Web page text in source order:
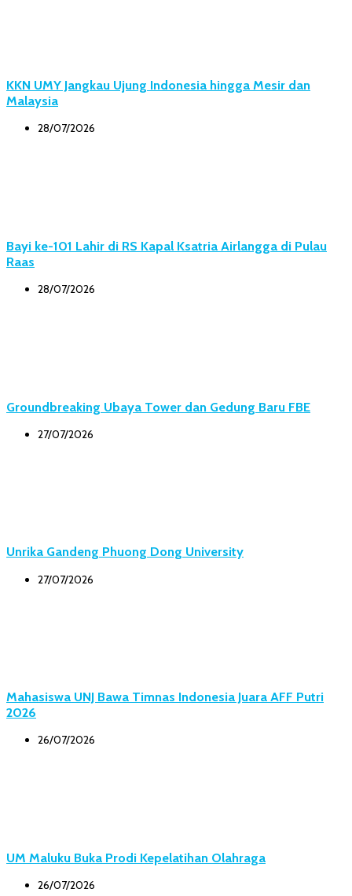
KKN UMY Jangkau Ujung Indonesia hingga Mesir dan
Malaysia
28/07/2026
Bayi ke-101 Lahir di RS Kapal Ksatria Airlangga di Pulau
Raas
28/07/2026
Groundbreaking Ubaya Tower dan Gedung Baru FBE
27/07/2026
Unrika Gandeng Phuong Dong University
27/07/2026
Mahasiswa UNJ Bawa Timnas Indonesia Juara AFF Putri
2026
26/07/2026
UM Maluku Buka Prodi Kepelatihan Olahraga
26/07/2026